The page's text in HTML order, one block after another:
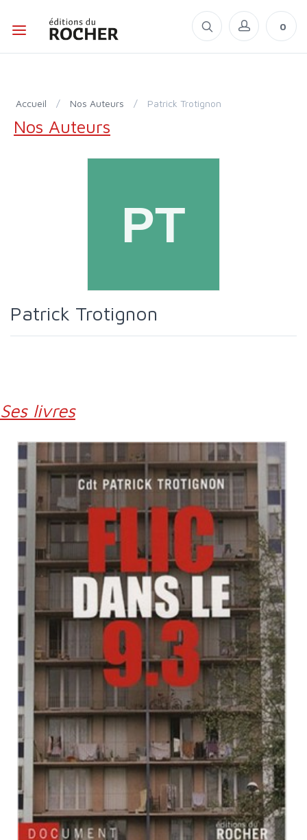
0
Accueil / Nos Auteurs / Patrick Trotignon
Nos Auteurs
Patrick Trotignon
Ses livres